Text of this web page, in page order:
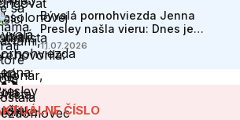
Bývalá pornohviezda Jenna
Presley našla vieru: Dnes je
Brittni De La Mora manželkou
pastora
11.07.2026
ČÍSLO